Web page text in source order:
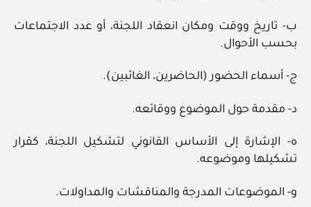
ب- تاريخ ووقت ومكان انعقاد اللجنة، أو عدد الاجتماعات
بحسب الأحوال.
ج- أسماء الحضور (الحاضرين، الغائبين).
د- مقدمة حول الموضوع ووقائعه.
ه- الإشارة إلى الأساس القانوني لتشكيل اللجنة، كقرار
تشكيلها وموضوعه.
و- الموضوعات المدرجة والمناقشات والمداولات.